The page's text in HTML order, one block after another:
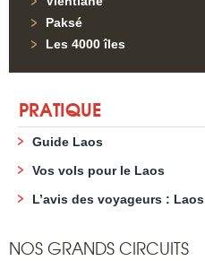
Paksé
Les 4000 îles
PRATIQUE
Guide Laos
Vos vols pour le Laos
L’avis des voyageurs : Laos
NOS GRANDS CIRCUITS